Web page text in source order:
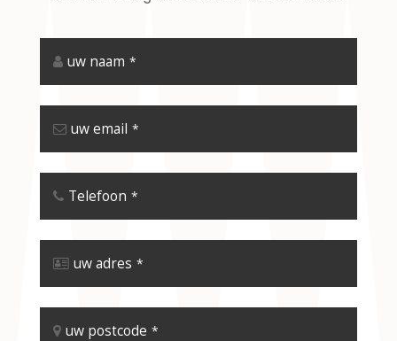
uw naam *
uw email *
Telefoon *
uw adres *
uw postcode *